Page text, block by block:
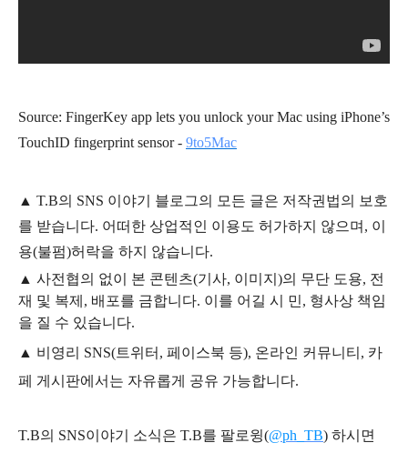
Source: FingerKey app lets you unlock your Mac using iPhone’s
TouchID fingerprint sensor - 9to5Mac
▲ T.B의 SNS 이야기 블 로그의 모든 글은 저작권법의 보호
를 받습니다. 어떠한 상업적인 이용도 허가하지 않으며, 이
용(불펌)허락을 하지 않습니다.
▲ 사전협의 없이 본 콘텐츠(기사, 이미지)의 무단 도용, 전
재 및 복제, 배포를 금합니다. 이를 어길 시 민, 형사상 책임
을 질 수 있습니다.
▲ 비영리 SNS(트위터, 페이스북 등), 온라인 커뮤니티, 카
페 게시판에서는 자유롭게 공유 가능합니다.
T.B의 SNS이야기 소식은 T.B를 팔로윙(@ph_TB) 하시면